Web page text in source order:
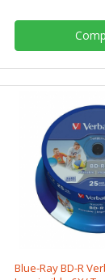
Blue-Ray BD-R